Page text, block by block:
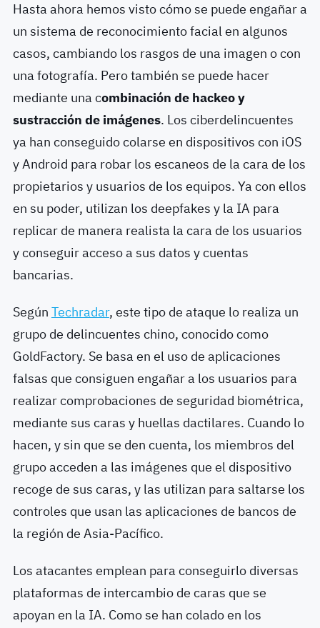
Hasta ahora hemos visto cómo se puede engañar a
un sistema de reconocimiento facial en algunos
casos, cambiando los rasgos de una imagen o con
una fotografía. Pero también se puede hacer
mediante una combinación de hackeo y
sustracción de imágenes. Los ciberdelincuentes
ya han conseguido colarse en dispositivos con iOS
y Android para robar los escaneos de la cara de los
propietarios y usuarios de los equipos. Ya con ellos
en su poder, utilizan los deepfakes y la IA para
replicar de manera realista la cara de los usuarios
y conseguir acceso a sus datos y cuentas
bancarias.
Según Techradar, este tipo de ataque lo realiza un
grupo de delincuentes chino, conocido como
GoldFactory. Se basa en el uso de aplicaciones
falsas que consiguen engañar a los usuarios para
realizar comprobaciones de seguridad biométrica,
mediante sus caras y huellas dactilares. Cuando lo
hacen, y sin que se den cuenta, los miembros del
grupo acceden a las imágenes que el dispositivo
recoge de sus caras, y las utilizan para saltarse los
controles que usan las aplicaciones de bancos de
la región de Asia-Pacífico.
Los atacantes emplean para conseguirlo diversas
plataformas de intercambio de caras que se
apoyan en la IA. Como se han colado en los